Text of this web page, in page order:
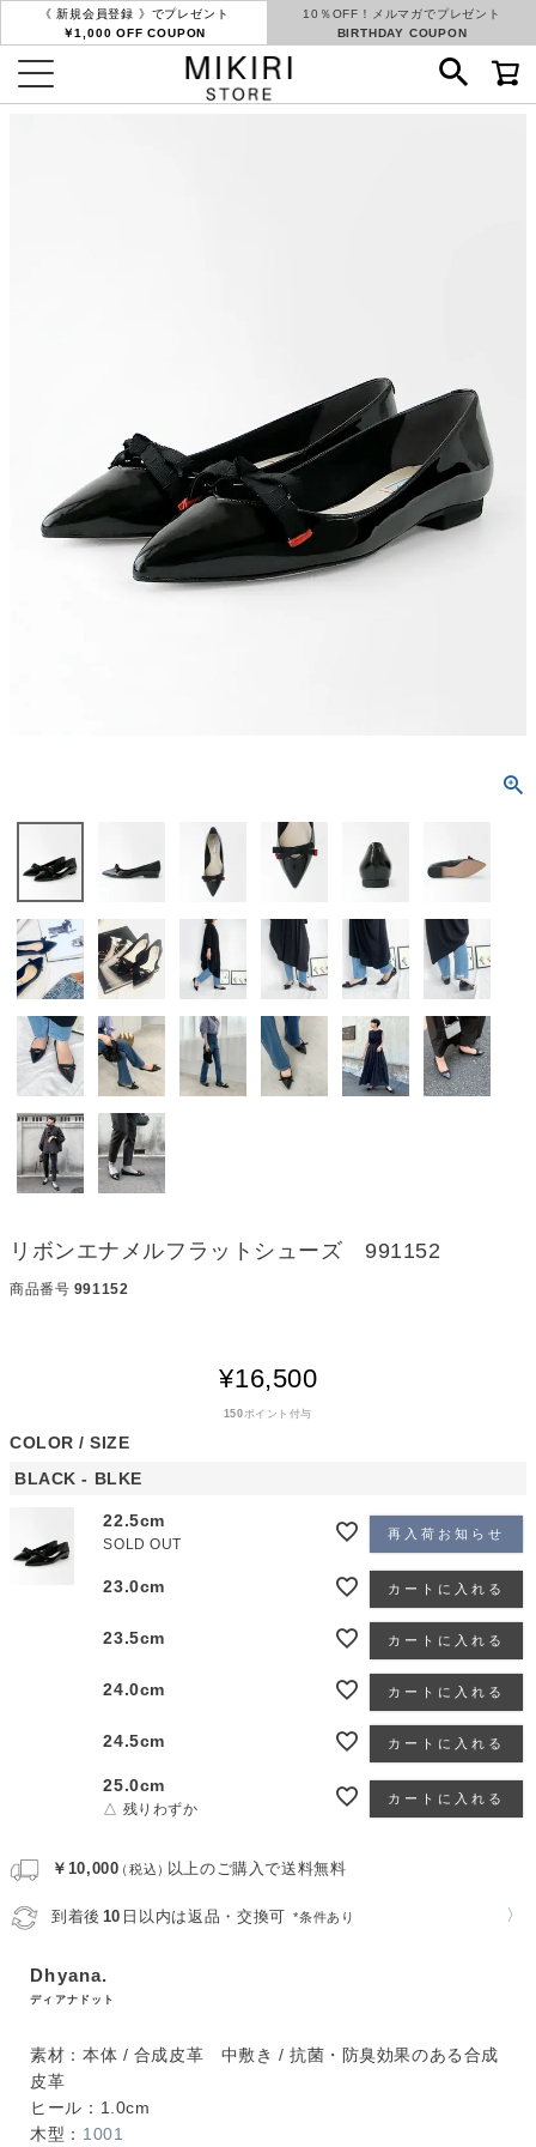
《 新規会員登録 》でプレゼント
￥1,000 OFF COUPON
10％OFF！メルマガでプレゼント
BIRTHDAY COUPON
リボンエナメルフラットシューズ 991152
商品番号 991152
¥16,500
150 ポイント付与
COLOR
SIZE
BLACK - BLKE
22.5cm
SOLD OUT
再入荷お知らせ
23.0cm カートに入れる
23.5cm カートに入れる
24.0cm カートに入れる
24.5cm カートに入れる
25.0cm
△ 残りわずか
カートに入れる
￥10,000（税込）以上のご購入で送料無料
到着後 10 日以内は返品・交換可 *条件あり 〉
Dhyana.
ディアナドット
素材：本体 / 合成皮革 中敷き / 抗菌・防臭効果のある合成
皮革
ヒール：1.0cm
木型： 1001